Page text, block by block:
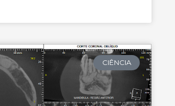
CIÊNCIA